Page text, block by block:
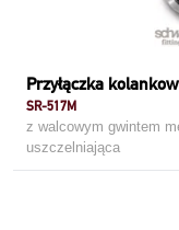
Przyłączka
SR-517M
z walcowym gwintem
uszczelniająca